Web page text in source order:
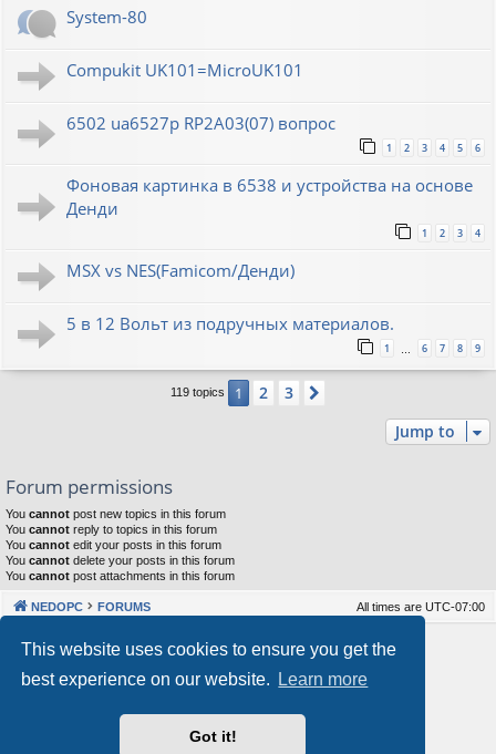
This website uses cookies to ensure you get the
best experience on our website.
Learn more
Got it!
System-80
Compukit UK101=MicroUK101
6502 ua6527p RP2A03(07) вопрос
1 2 3 4 5 6
Фоновая картинка в 6538 и устройства на основе
Денди
1 2 3 4
MSX vs NES(Famicom/Денди)
5 в 12 Вольт из подручных материалов.
1 … 6 7 8 9
119 topics 1 2 3
Jump to
Forum permissions
You cannot post new topics in this forum
You cannot reply to topics in this forum
You cannot edit your posts in this forum
You cannot delete your posts in this forum
You cannot post attachments in this forum
NEDOPC FORUMS All times are UTC-07:00
Powered by phpBB® Forum Software © phpBB Limited
Our VPS Hosting By RimuHosting
This server is located in London data center